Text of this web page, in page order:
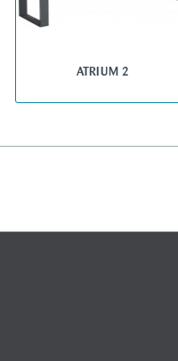
ATRIUM 2